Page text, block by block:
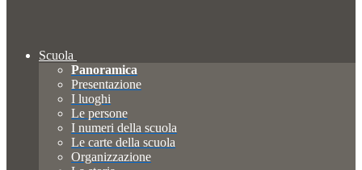
Scuola
Panoramica
Presentazione
I luoghi
Le persone
I numeri della scuola
Le carte della scuola
Organizzazione